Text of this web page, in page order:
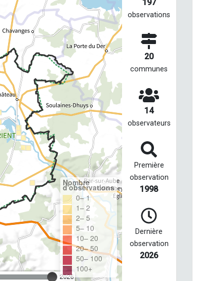
2026
Nombre
d'observations
0– 1
1– 2
2– 5
5– 10
10– 20
20– 50
50– 100
100+
197
observations
20
communes
14
observateurs
Première
observation
1998
Dernière
observation
2026